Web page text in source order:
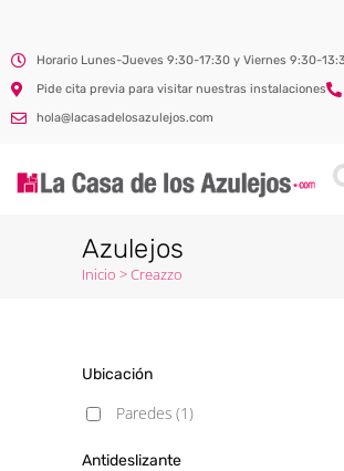
Horario Lunes-Jueves 9:30-17:30 y Viernes 9:30-
Pide cita previa para visitar nuestras instalaciones
hola@lacasadelosazulejos.com
Azulejos
Inicio >Creazzo
Ubicación
Paredes (1)
Antideslizante